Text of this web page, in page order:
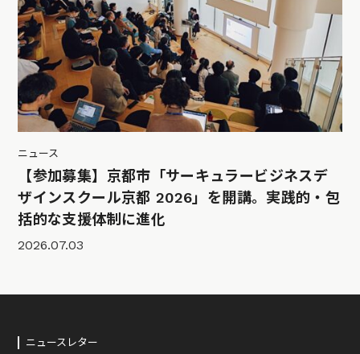
ニュース
【参加募集】京都市「サーキュラービジネスデ
ザインスクール京都 2026」を開講。実践的・包
括的な支援体制に進化
2026.07.03
ニュースレター